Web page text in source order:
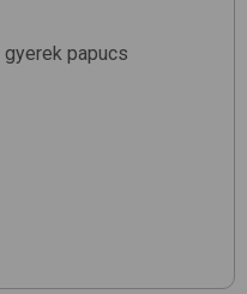
gyerek papucs